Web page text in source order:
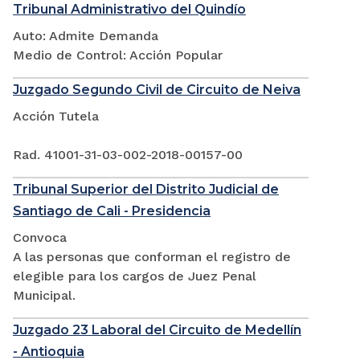
Tribunal Administrativo del Quindío
Auto: Admite Demanda
Medio de Control: Acción Popular
Juzgado Segundo Civil de Circuito de Neiva
Acción Tutela
Rad. 41001-31-03-002-2018-00157-00
Tribunal Superior del Distrito Judicial de
Santiago de Cali - Presidencia
Convoca
A las personas que conforman el registro de
elegible para los cargos de Juez Penal
Municipal.
Juzgado 23 Laboral del Circuito de Medellín
- Antioquia